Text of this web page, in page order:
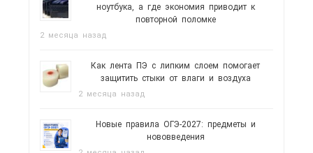
ноутбука, а где экономия приводит к
повторной поломке
2 месяца назад
Как лента ПЭ с липким слоем помогает
защитить стыки от влаги и воздуха
2 месяца назад
Новые правила ОГЭ-2027: предметы и
нововведения